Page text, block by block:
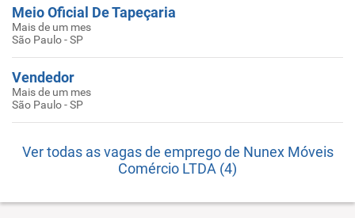
Meio Oficial De Tapeçaria
Mais de um mes
São Paulo - SP
Vendedor
Mais de um mes
São Paulo - SP
Ver todas as vagas de emprego de Nunex Móveis
Comércio LTDA (4)